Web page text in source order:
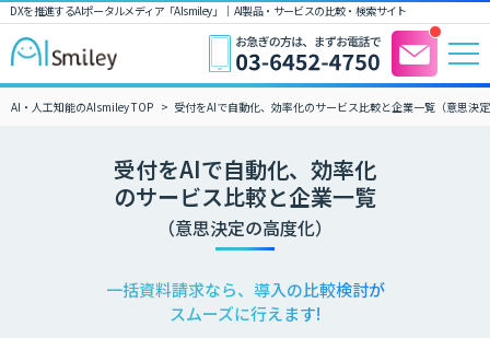
DXを推進するAIポータルメディア「AIsmiley」｜ AI製品・サービスの比較・検索サイト
AI・人工知能のAIsmiley TOP 受付をAIで自動化、効率化のサービス比較と企業一覧（意思決
受付をAIで自動化、効率化
のサービス比較と企業一覧
（意思決定の高度化）
一括資料請求なら、導入の比較検討が
スムーズに行えます!